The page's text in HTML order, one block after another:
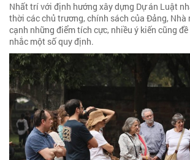
Nhất trí với định hướng xây dựng Dự án Luật
thời các chủ trương, chính sách của Đảng, Nhà
cạnh những điểm tích cực, nhiều ý kiến cũng
nhắc một số quy định.